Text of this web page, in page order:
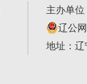
主办单
辽公
地址：辽